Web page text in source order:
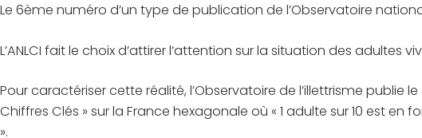
Le 6ème numéro d’un type de publication de l’Observatoire
L’ANLCI fait le choix d’attirer l’attention sur la situation des adultes
Pour caractériser cette réalité, l’Observatoire de l’illettrisme publie
Chiffres Clés » sur la France hexagonale où « 1 adulte sur 10 est
».